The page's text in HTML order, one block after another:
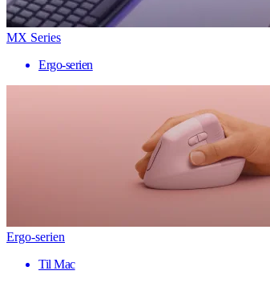
MX Series
Ergo-serien
Ergo-serien
Til Mac